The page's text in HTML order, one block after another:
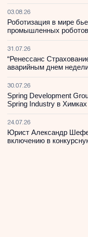
03.08.26
Роботизация в мире
промышленных
31.07.26
“Ренессанс
аварийным днем
30.07.26
Spring Development
Spring Industry в
24.07.26
Юрист Александр
включению в